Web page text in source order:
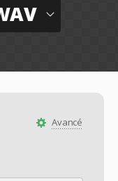
Avancé